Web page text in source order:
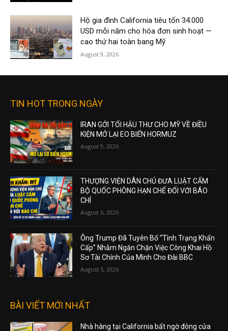
Hộ gia đình California tiêu tốn 34.000
USD mỗi năm cho hóa đơn sinh hoạt —
cao thứ hai toàn bang Mỹ
August 9, 2026
TIN HOT TRONG NGÀY
IRAN GỞI TỐI HẬU THƯ CHO MỸ VỀ ĐIỀU
KIỆN MỞ LẠI EO BIỂN HORMUZ
August 9, 2026
THƯỢNG VIỆN DÂN CHỦ ĐƯA LUẬT CẤM
BỘ QUỐC PHÒNG HẠN CHẾ ĐỐI VỚI BÁO
CHÍ
August 6, 2026
Ông Trump Đã Tuyên Bố “Tình Trạng Khẩn
Cấp” Nhằm Ngăn Chặn Việc Công Khai Hồ
Sơ Tài Chính Của Mình Cho Đài BBC
August 5, 2026
BÀI VIẾT MỚI NHẤT
Nhà hàng tại California bất ngờ đóng cửa